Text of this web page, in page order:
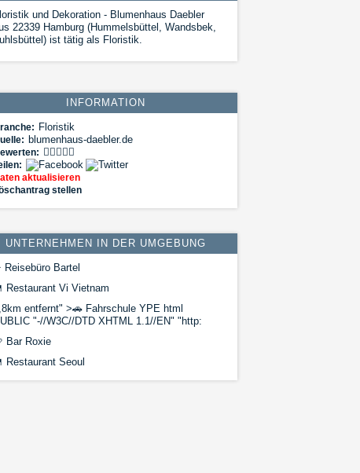
und Dekoration - Blumenhaus Daebler
22339 Hamburg (Hummelsbüttel, Wandsbek,
ist tätig als Floristik.
INFORMATION
Floristik
blumenhaus-daebler.de
aktualisieren
stellen
UNTERNEHMEN IN DER UMGEBUNG
Reisebüro Bartel
Restaurant Vi Vietnam
entfernt" >🚗 Fahrschule YPE html
"-//W3C//DTD XHTML 1.1//EN" "http:
Bar Roxie
Restaurant Seoul